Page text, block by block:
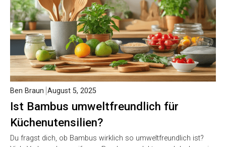
Ist Bambus umweltfreundlich für
Küchenutensilien?
Ben Braun August 5, 2025
Du fragst dich, ob Bambus wirklich so umweltfreundlich ist?